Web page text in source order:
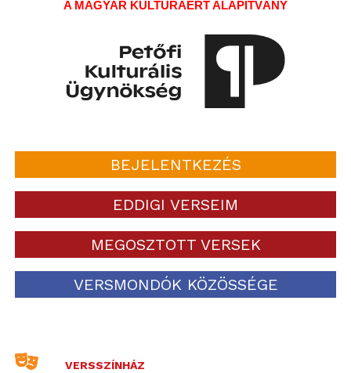
A MAGYAR KULTÚRÁÉRT ALAPÍTVÁNY
BEJELENTKEZÉS
EDDIGI VERSEIM
MEGOSZTOTT VERSEK
VERSMONDÓK KÖZÖSSÉGE
VERSSZÍNHÁZ